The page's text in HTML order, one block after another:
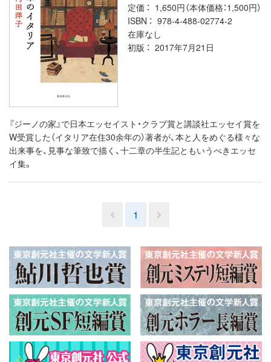
定価
1,650円（本体価格：1,500円）
ISBN
978-4-488-02774-2
在庫なし
初版
2017年7月21日
『ジーノの家』で日本エッセイスト・クラブ賞と講談社エッセイ賞を
W受賞した（イタリア在住30余年の）著者が、本と人をめぐる様々な
出来事を、見事な筆致で描く、十二章の半生記ともいうべきエッセ
イ集。
1